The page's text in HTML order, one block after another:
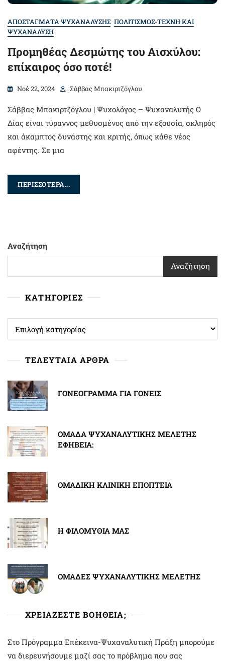
ΑΠΟΣΤΑΓΜΑΤΑ ΨΥΧΑΝΑΛΥΣΗΣ ΠΟΛΙΤΙΣΜΟΣ-ΤΕΧΝΗ ΚΑΙ
ΨΥΧΑΝΑΛΥΣΗ
Προμηθέας Δεσμώτης του Αισχύλου:
επίκαιρος όσο ποτέ!
Νοέ 22, 2024 Σάββας Μπακιρτζόγλου
Σάββας Μπακιρτζόγλου | Ψυχολόγος – Ψυχαναλυτής Ο
Δίας είναι τύραννος μεθυσμένος από την εξουσία, σκληρός
και άκαμπτος δυνάστης και κριτής, όπως κάθε νέος
αφέντης. Σε μια
ΠΕΡΙΣΣΟΤΕΡΑ...
Αναζήτηση
Αναζήτηση
ΚΑΤΗΓΟΡΙΕΣ
ΤΕΛΕΥΤΑΙΑ ΑΡΘΡΑ
ΓΟΝΕΟΓΡΑΜΜΑ ΓΙΑ ΓΟΝΕΙΣ
ΟΜΑΔΑ ΨΥΧΑΝΑΛΥΤΙΚΗΣ ΜΕΛΕΤΗΣ
ΕΦΗΒΕΙΑ:
ΟΜΑΔΙΚΗ ΚΛΙΝΙΚΗ ΕΠΟΠΤΕΙΑ
Η ΦΙΛΟΜΥΘΙΑ ΜΑΣ
ΟΜΑΔΕΣ ΨΥΧΑΝΑΛΥΤΙΚΗΣ ΜΕΛΕΤΗΣ
ΧΡΕΙΑΖΕΣΤΕ ΒΟΗΘΕΙΑ;
Στο Πρόγραμμα Επέκεινα-Ψυχαναλυτική Πράξη μπορούμε
να διερευνήσουμε μαζί σας το πρόβλημα που σας